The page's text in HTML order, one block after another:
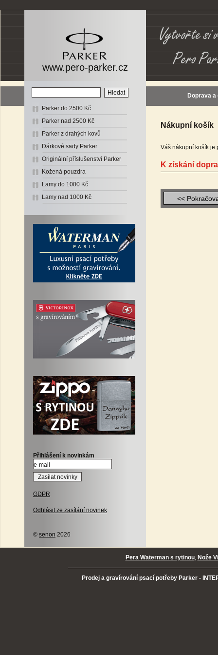
www.pero-parker.cz
Parker do 2500 Kč
Parker nad 2500 Kč
Parker z drahých kovů
Dárkové sady Parker
Originální příslušenství Parker
Kožená pouzdra
Lamy do 1000 Kč
Lamy nad 1000 Kč
Přihlášení k novinkám
GDPR
Odhlásit ze zasílání novinek
© senon 2026
Doprava a
Nákupní košík
Váš nákupní košík je
K získání
<<
Pera Waterman s rytinou, Nože
Prodej a gravírování psací potřeby Parker -